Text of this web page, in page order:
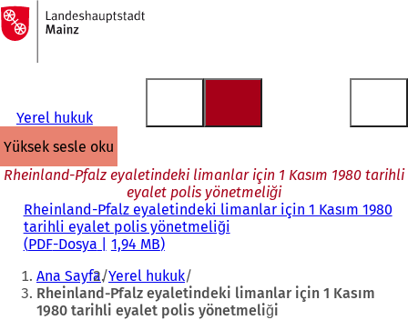
İçeriğe atla
Ana
sayfaya
Yerel hukuk
yüksek sesle oku
Rheinland-Pfalz eyaletindeki limanlar için 1 Kasım 1980 tarihli
eyalet polis yönetmeliği
Rheinland-Pfalz eyaletindeki limanlar için 1 Kasım 1980
tarihli eyalet polis yönetmeliği
PDF-Dosya 1,94 MB
Buradasınız:
Ana Sayfa Yerel hukuk
Rheinland-Pfalz eyaletindeki limanlar için 1 Kasım
1980 tarihli eyalet polis yönetmeliği